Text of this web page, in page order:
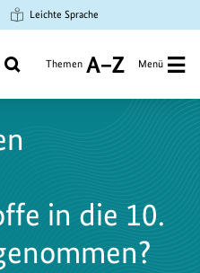
Leichte Sprache
Themen
A
Z
Menü
in die 10.